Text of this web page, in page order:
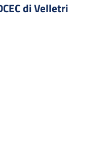
di Velletri